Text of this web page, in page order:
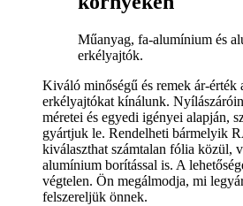
Műanyag, fa-alumínium és
erkélyajtók.
Kiváló minőségű és remek ár-érték
erkélyajtókat kínálunk.
méretei és egyedi igényei alapján,
gyártjuk le. Rendelheti bármelyik
kiválaszthat számtalan fólia közül,
alumínium borítással is. A
végtelen. Ön megálmodja, mi
felszereljük önnek.